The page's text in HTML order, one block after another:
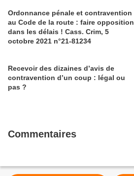
Ordonnance pénale et contravention
au Code de la route : faire opposition
dans les délais ! Cass. Crim, 5
octobre 2021 n°21-81234
Recevoir des dizaines d’avis de
contravention d’un coup : légal ou
pas ?
Commentaires